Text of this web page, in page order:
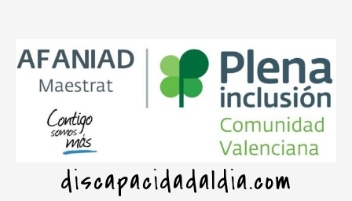
contenido
discapacidadaldia.com